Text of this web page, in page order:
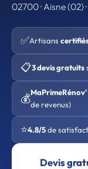
02700 · Aisne (02)
✅Artisans
📋3 devis gratuits
💰de revenus)
⭐4.8/5de
Devis